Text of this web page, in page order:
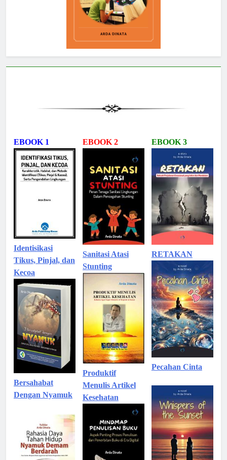
EBOOK 1
Identisikasi
Tikus, Pinjal, dan
Kecoa
Bersahabat
Dengan Nyamuk
EBOOK 2
Sanitasi Atasi
Stunting
Produktif
Menulis Artikel
Kesehatan
EBOOK 3
RETAKAN
Pecahan Cinta